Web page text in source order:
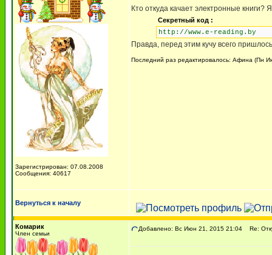
Зарегистрирован: 07.08.2008
Сообщения: 40617
Кто откуда качает электронные
Секретный код :
http://www.e-reading.by
Правда, перед этим кучу всего
Последний раз редактировалось: Афина (Пн
Вернуться к началу
Комарик
Член семьи
Добавлено: Вс Июн 21, 2015 21:04 Re: